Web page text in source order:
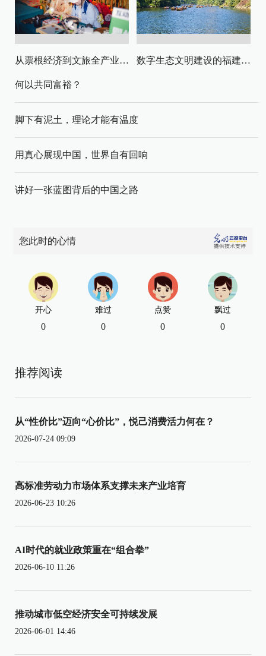
从票根经济到文旅全产业链升级 数字生态文明建设的福建路径与启示
何以共同富裕？
脚下有泥土，理论才能有温度
用真心展现中国，世界自有回响
讲好一张蓝图背后的中国之路
您此时的心情
开心
0
难过
0
点赞
0
飘过
0
推荐阅读
从“性价比”迈向“心价比”，悦己消费活力何在？
2026-07-24 09:09
高标准劳动力市场体系支撑未来产业培育
2026-06-23 10:26
AI时代的就业政策重在“组合拳”
2026-06-10 11:26
推动城市低空经济安全可持续发展
2026-06-01 14:46